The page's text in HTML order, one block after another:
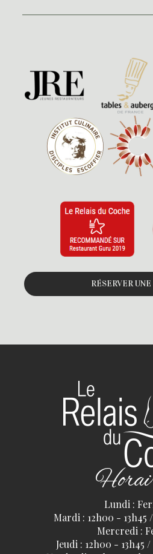
RÉSERVER
Lundi :
Mardi : 12h00 - 13h45
Mercredi :
Jeudi : 12h00 - 13h45